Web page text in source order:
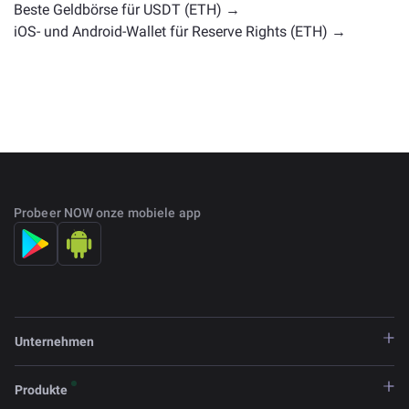
Beste Geldbörse für USDT (ETH) →
iOS- und Android-Wallet für Reserve Rights (ETH) →
Probeer NOW onze mobiele app
Unternehmen
Produkte